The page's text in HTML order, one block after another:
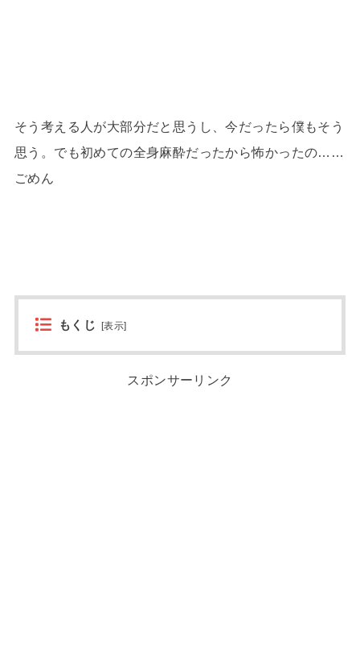
そう考える人が大部分だと思うし、今だったら僕もそう
思う。でも初めての全身麻酔だったから怖かったの……
ごめん
もくじ [表示]
スポンサーリンク